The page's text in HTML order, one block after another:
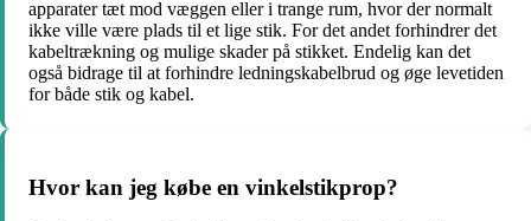
apparater tæt mod væggen eller i trange rum, hvor der normalt
ikke ville være plads til et lige stik. For det andet forhindrer det
kabeltrækning og mulige skader på stikket. Endelig kan det
også bidrage til at forhindre ledningskabelbrud og øge levetiden
for både stik og kabel.
Hvor kan jeg købe en vinkelstikprop?